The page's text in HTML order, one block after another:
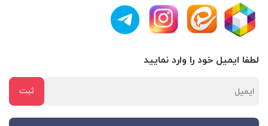
لطفا ایمیل خود را وارد نمایید